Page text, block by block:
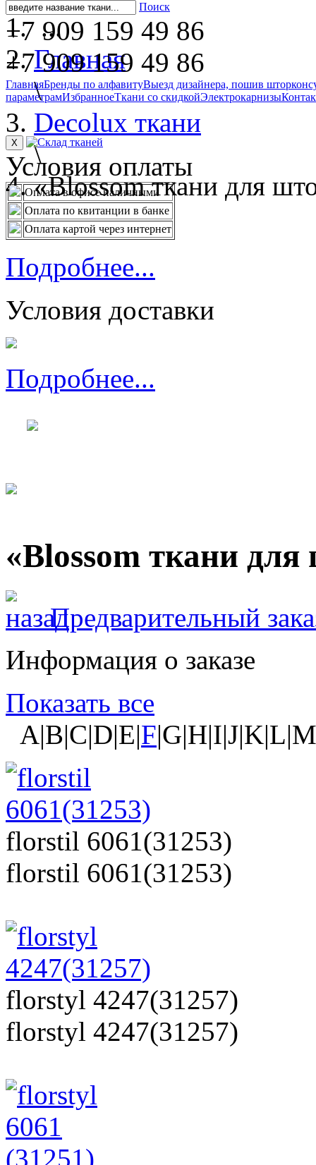
...
Главная
\
Decolux ткани
\
«Blossom ткани для
Поиск
+7 909 159 49 86
+7 909 159 49 86
ГлавнаяБренды по алфавитуВыезд дизайнера, пошив штор
параметрамИзбранноеТкани со скидкойЭлектрокарнизы
X
Условия оплаты
Оплата в офисе наличными
Оплата по квитанции в банке
Оплата картой через интернет
Подробнее...
Условия доставки
Подробнее...
«Blossom ткани для
Предварительный
Информация о заказе
Показать все
A|B|C|D|E|F
florstil 6061(31253)
florstil 6061(31253)
florstyl 4247(31257)
florstyl 4247(31257)